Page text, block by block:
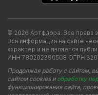
© 2026 Артфлора. Все права
Вся информация на сайте
характер и не является
ИНН 780202390508 ОГРН
Продолжая работу с сайтом,
сайтом cookies и обработку
функционирования сайта,